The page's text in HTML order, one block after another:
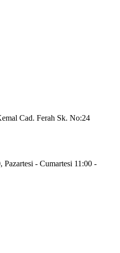
Cad. Ferah Sk. No:24
Pazartesi - Cumartesi 11:00 -